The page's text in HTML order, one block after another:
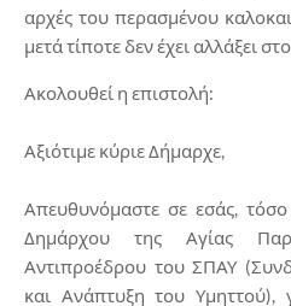
αρχές του περασμένου
μετά τίποτε δεν έχει αλλάξει
Ακολουθεί η επιστολή:
Αξιότιμε κύριε Δήμαρχε,
Απευθυνόμαστε σε εσάς,
Δημάρχου της Αγίας
Αντιπροέδρου του ΣΠΑΥ
και Ανάπτυξη του Υμηττού),